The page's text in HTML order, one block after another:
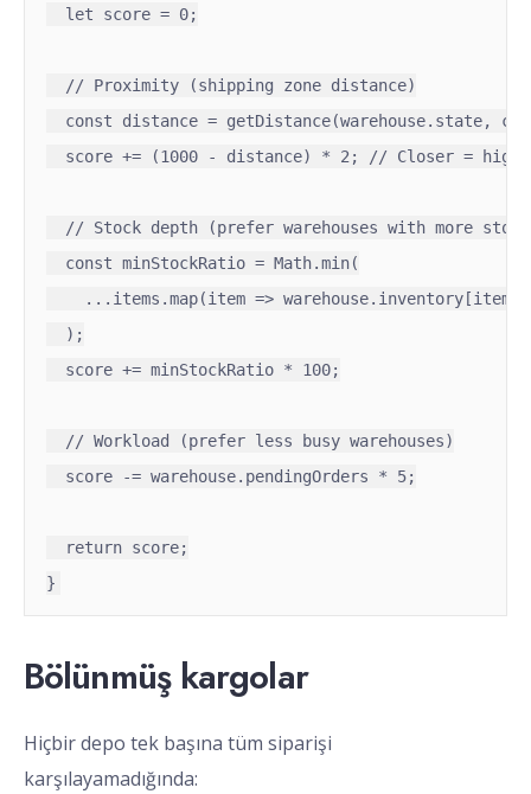
  let score = 0;
  // Proximity (shipping zone distance)
const distance = getDistance(warehouse.state,
score += (1000 - distance) * 2; // Closer =
// Stock depth (prefer warehouses with more
  const minStockRatio = Math.min(
...items.map(item =>
  );
  score += minStockRatio * 100;
  // Workload (prefer less busy warehouses)
  score -= warehouse.pendingOrders * 5;
  return score;
}
Bölünmüş kargolar
Hiçbir depo tek başına tüm siparişi
karşılayamadığında: